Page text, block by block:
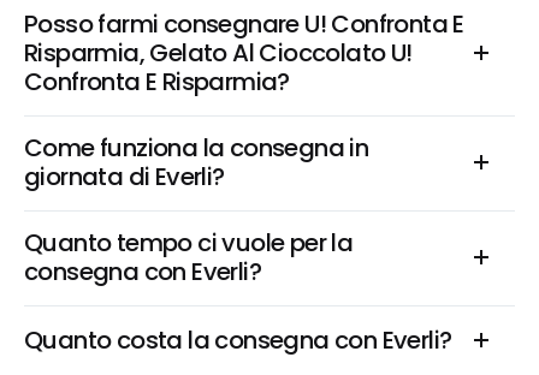
Posso farmi consegnare U! Confronta E
Risparmia, Gelato Al Cioccolato U!
Confronta E Risparmia?
Come funziona la consegna in
giornata di Everli?
Quanto tempo ci vuole per la
consegna con Everli?
Quanto costa la consegna con Everli?